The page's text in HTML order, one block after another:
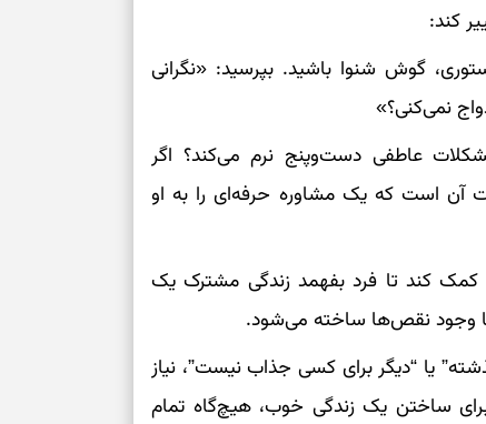
کند:
گوش شنوا باشید. بپرسید: «نگرانی
نمی‌کنی؟»
عاطفی دست‌وپنج نرم می‌کند؟ اگر
آن است که یک مشاوره حرفه‌ای را به او
کمک کند تا فرد بفهمد زندگی مشترک یک
وجود نقص‌ها ساخته می‌شود.
یا “دیگر برای کسی جذاب نیست”، نیاز
ساختن یک زندگی خوب، هیچ‌گاه تمام